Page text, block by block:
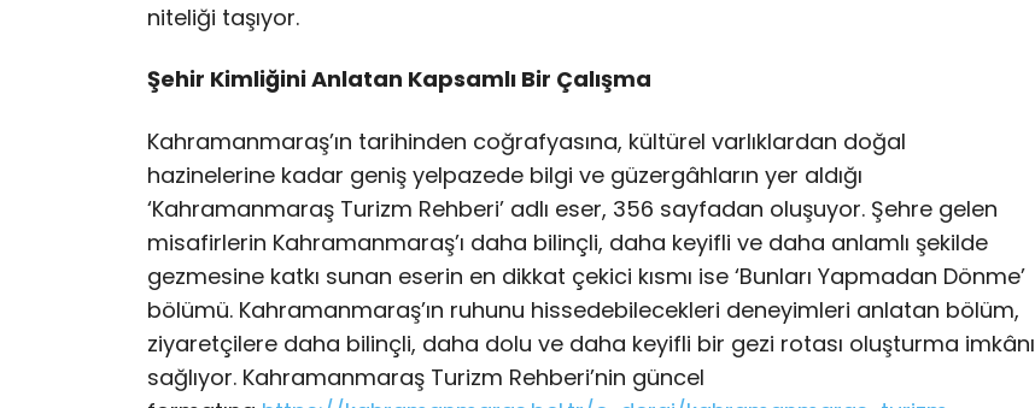
niteliği taşıyor.
Şehir Kimliğini Anlatan Kapsamlı Bir Çalışma
Kahramanmaraş’ın tarihinden coğrafyasına, kültürel varlıklardan doğal
hazinelerine kadar geniş yelpazede bilgi ve güzergâhların yer aldığı
‘Kahramanmaraş Turizm Rehberi’ adlı eser, 356 sayfadan oluşuyor. Şehre gelen
misafirlerin Kahramanmaraş’ı daha bilinçli, daha keyifli ve daha anlamlı şekilde
gezmesine katkı sunan eserin en dikkat çekici kısmı ise ‘Bunları Yapmadan Dönme’
bölümü. Kahramanmaraş’ın ruhunu hissedebilecekleri deneyimleri anlatan bölüm,
ziyaretçilere daha bilinçli, daha dolu ve daha keyifli bir gezi rotası oluşturma imkânı
sağlıyor. Kahramanmaraş Turizm Rehberi’nin güncel